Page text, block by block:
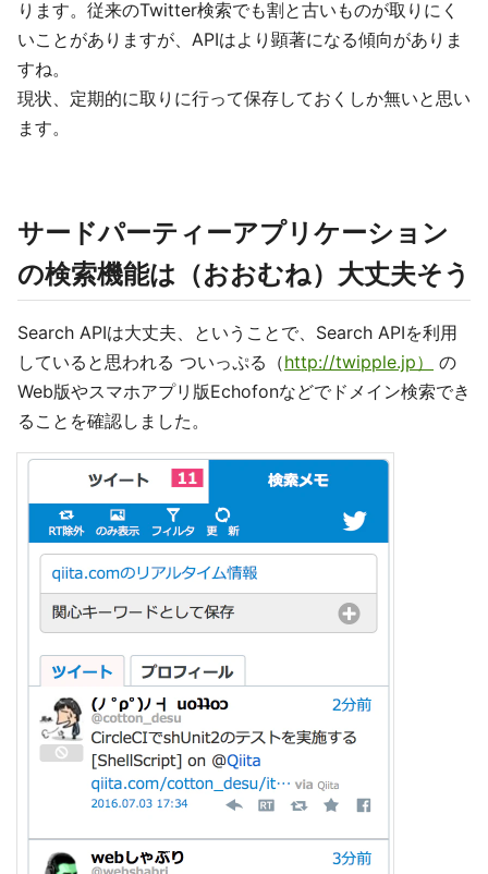
ります。従来のTwitter検索でも割と古いものが取りにく
いことがありますが、APIはより顕著になる傾向がありま
すね。
現状、定期的に取りに行って保存しておくしか無いと思い
ます。
サードパーティーアプリケーション
の検索機能は（おおむね）大丈夫そう
Search APIは大丈夫、ということで、Search APIを利用
していると思われる ついっぷる（http://twipple.jp）
の
Web版やスマホアプリ版Echofonなどでドメイン検索でき
ることを確認しました。